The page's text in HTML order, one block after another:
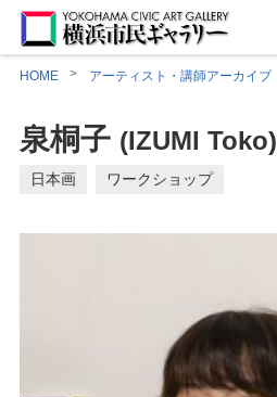
HOME アーティスト・講師アーカイブ
泉桐子 (IZUMI Toko)
日本画 ワークショップ